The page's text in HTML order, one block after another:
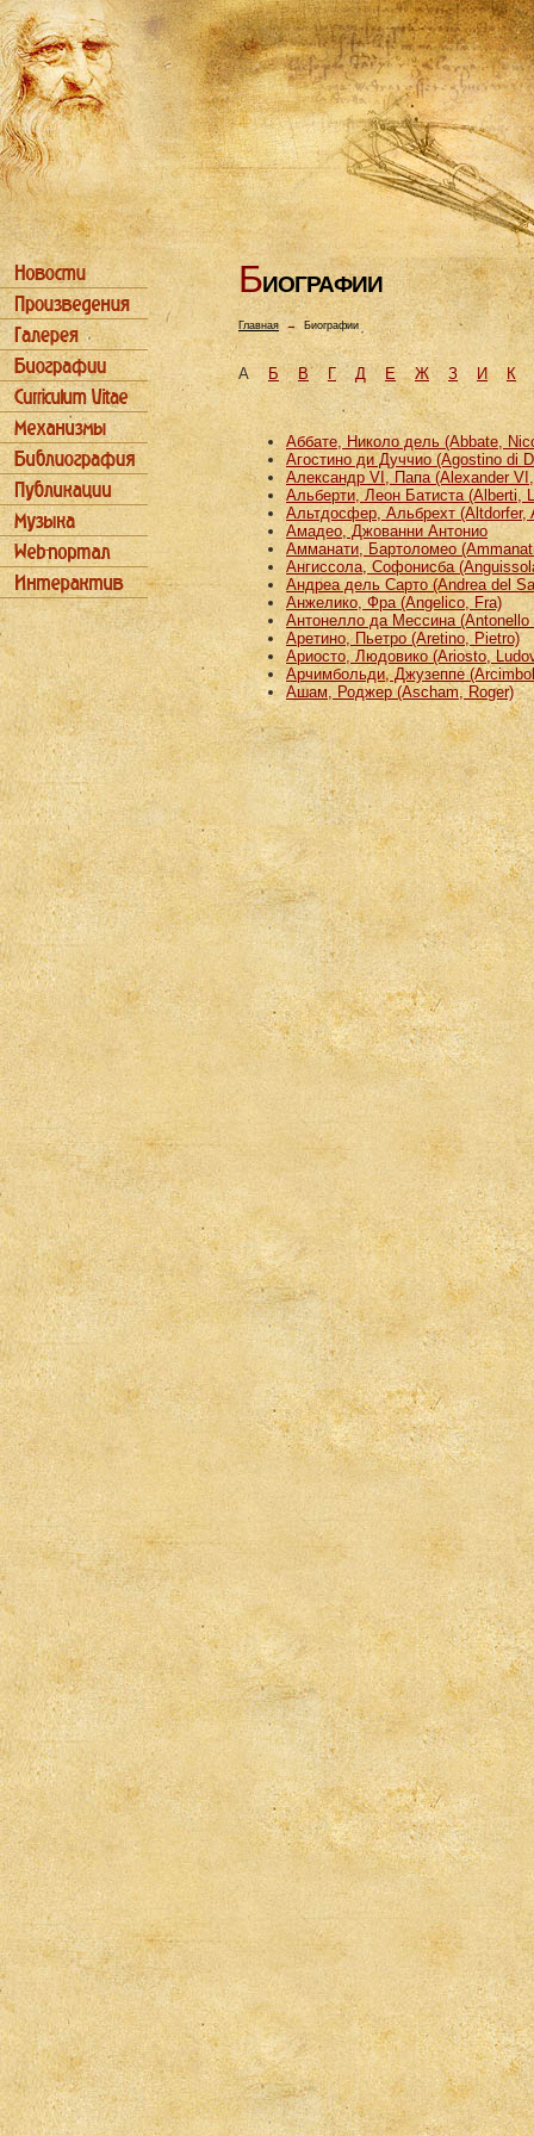
БИОГРАФИИ
Главная→ Биографии
АБ В Г Д Е Ж З И К
Аббате, Николо дель (Abbate,
Агостино ди Дуччио (Agostino di
Александр VI, Папа (Alexander
Альберти, Леон Батиста (Alberti,
Альтдосфер, Альбрехт (Altdorfer,
Амадео, Джованни Антонио
Амманати, Бартоломео
Ангиссола, Софонисба
Андреа дель Сарто (Andrea del
Анжелико, Фра (Angelico, Fra)
Антонелло да Мессина (Antonello
Аретино, Пьетро (Aretino, Pietro)
Ариосто, Людовико (Ariosto,
Арчимбольди, Джузеппе
Ашам, Роджер (Ascham, Roger)